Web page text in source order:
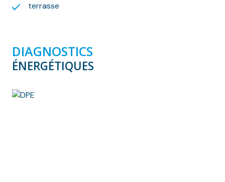
terrasse
DIAGNOSTICS
ÉNERGÉTIQUES